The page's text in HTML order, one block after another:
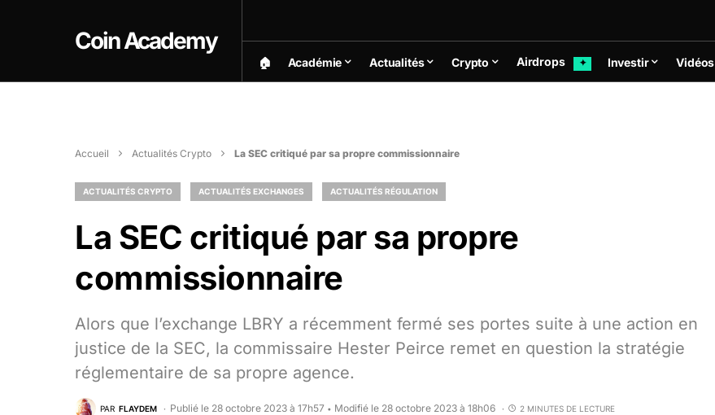
Coin Academy
🏠︎ Académie Actualités Crypto Airdrops ✦ Investir Vidéos
Accueil Actualités Crypto La SEC critiqué par sa propre commissionnaire
ACTUALITÉS CRYPTO ACTUALITÉS EXCHANGES ACTUALITÉS RÉGULATION
La SEC critiqué par sa propre
commissionnaire
Alors que l’exchange LBRY a récemment fermé ses portes suite à une action en
justice de la SEC, la commissaire Hester Peirce remet en question la stratégie
réglementaire de sa propre agence.
PAR FLAYDEM Publié le 28 octobre 2023 à 17h57 • Modifié le 28 octobre 2023 à 18h06 2 MINUTES DE LECTURE